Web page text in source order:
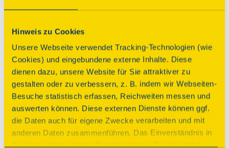
Hinweis zu Cookies
Unsere Webseite verwendet Tracking-Technologien (wie
Cookies) und eingebundene externe Inhalte. Diese
dienen dazu, unsere Website für Sie attraktiver zu
gestalten oder zu verbessern, z. B. indem wir Webseiten-
Besuche statistisch erfassen, Reichweiten messen und
auswerten können. Diese externen Dienste können ggf.
die Daten auch für eigene Zwecke verarbeiten und mit
anderen Daten zusammenführen. Das Einverständnis in
die Verwendung dieser Dienste können Sie hier geben.
1813 wurde er an dieser Stelle schwer verwundet
und verstarb daraufhin in Laun. Seine Gebeine sind
hier in einer Urne unter dem Denkmal, sein Körper
in der Krypta der St. Katharinen-Kathedrale zu St.
Petersburg beigesetzt.
Programm
Nach Bedarf erklärt während dieser Zeit